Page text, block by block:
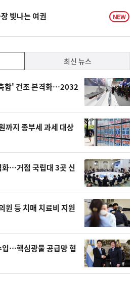
빛나는 여권 NEW
최신 뉴스
함' 건조 본격화…2032
까지 종부세 과세 대상
…거점 국립대 3곳 신
원 등 치매 치료비 지원
입…핵심광물 공급망 협